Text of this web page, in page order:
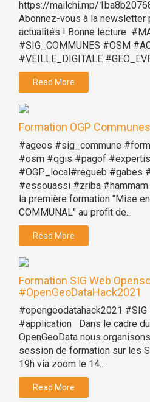
https://mailchi.mp/
Abonnez-vous à la newsletter
actualités ! Bonne lecture
#SIG_COMMUNES #OSM
#VEILLE_DIGITALE
Read More
Formation OGP
#ageos #sig_commune
#osm #qgis #pagof
#OGP_local#regueb #gabes
#essouassi #zriba #hammam
la première formation "Mise
COMMUNAL" au profit de...
Read More
Formation SIG Web
#OpenGeoDataHack2021
#opengeodatahack2021
#application Dans le cadre
OpenGeoData nous
session de formation sur les
19h via zoom le 14...
Read More